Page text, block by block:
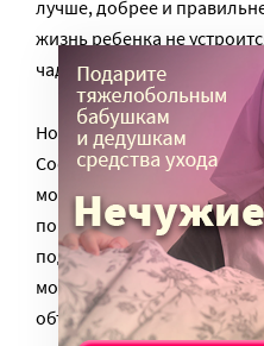
лучше, добрее и
жизнь ребенка не
чадородием».
Но как мне, простой маме,
София. Думаю, всем
могу ребенку о Боге
помочь выбрать хороших,
подсказать подростку,
могу. Могу запретить
объяснив, чем это вредно